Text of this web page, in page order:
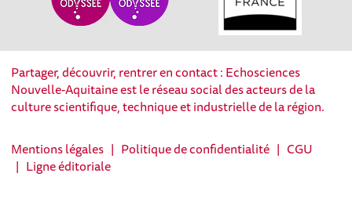
Partager, découvrir, rentrer en contact : Echosciences
Nouvelle-Aquitaine est le réseau social des acteurs de la
culture scientifique, technique et industrielle de la région.
Mentions légales | Politique de confidentialité | CGU
| Ligne éditoriale